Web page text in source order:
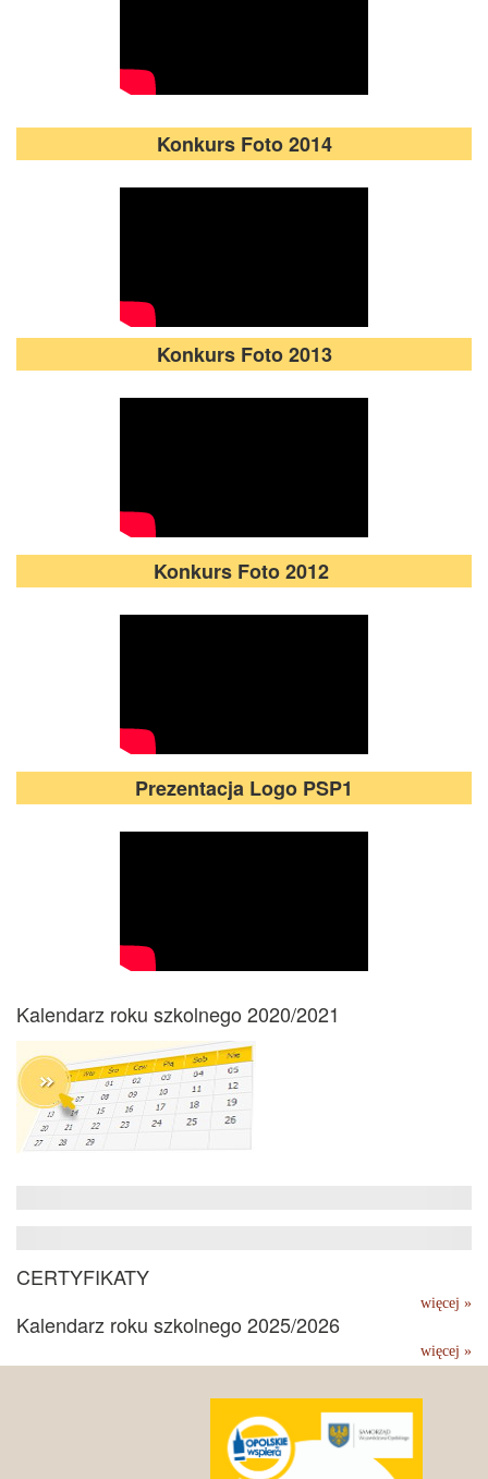
Konkurs Foto 2014
Konkurs Foto 2013
Konkurs Foto 2012
Prezentacja Logo PSP1
Kalendarz roku szkolnego 2020/2021
CERTYFIKATY
więcej »
Kalendarz roku szkolnego 2025/2026
więcej »